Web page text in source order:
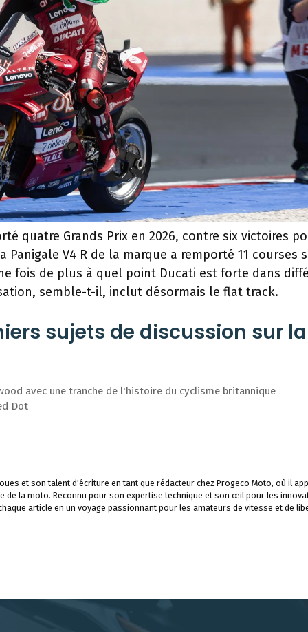
quatre Grands Prix en 2026, contre six victoires
V4 R de la marque a remporté 11 courses
fois de plus à quel point Ducati est forte dans
semble-t-il, inclut désormais le flat track.
sujets de discussion sur la
avec une tranche de l'histoire du cyclisme britannique
Dot
et son talent d'écriture en tant que rédacteur chez Progeco Moto, où il
de la moto. Reconnu pour son expertise technique et son œil pour les
article en un voyage passionnant pour les amateurs de vitesse et de